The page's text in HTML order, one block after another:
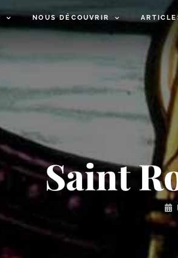
NOUS DÉCOUVRIR
Saint